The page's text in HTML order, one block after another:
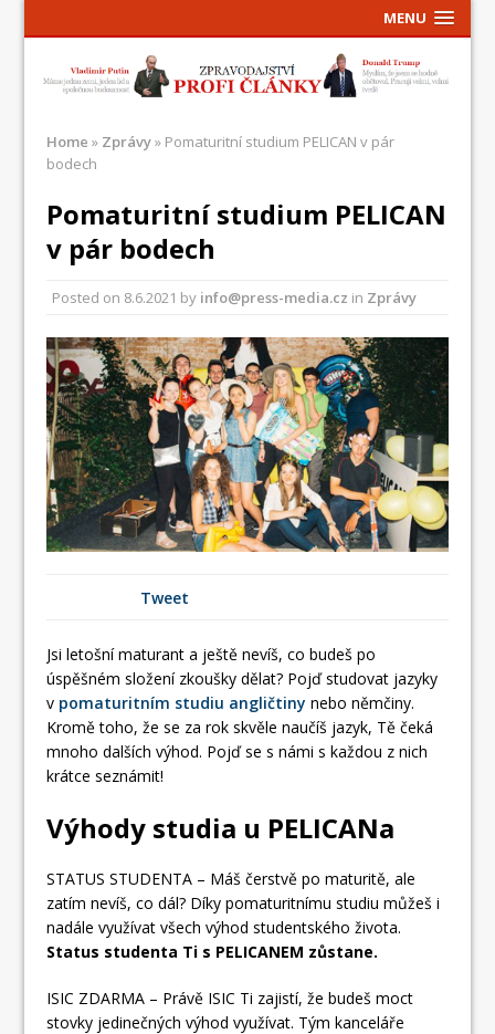
MENU
Home » Zprávy» Pomaturitní studium PELICAN v pár
bodech
Pomaturitní studium PELICAN
v pár bodech
Posted on 8.6.2021 by info@press-media.cz in Zprávy
Tweet
Jsi letošní maturant a ještě nevíš, co budeš po
úspěšném složení zkoušky dělat? Pojď studovat jazyky
v pomaturitním studiu angličtiny nebo němčiny.
Kromě toho, že se za rok skvěle naučíš jazyk, Tě čeká
mnoho dalších výhod. Pojď se s námi s každou z nich
krátce seznámit!
Výhody studia u PELICANa
STATUS STUDENTA – Máš čerstvě po maturitě, ale
zatím nevíš, co dál? Díky pomaturitnímu studiu můžeš i
nadále využívat všech výhod studentského života.
Status studenta Ti s PELICANEM zůstane.
ISIC ZDARMA – Právě ISIC Ti zajistí, že budeš moct
stovky jedinečných výhod využívat. Tým kanceláře